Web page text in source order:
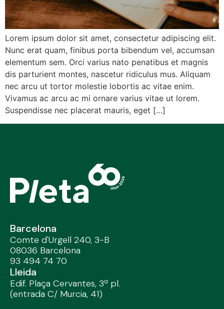
Lorem ipsum dolor sit amet, consectetur adipiscing elit.
Nunc erat quam, finibus porta bibendum vel, accumsan
elementum sem. Orci varius nato penatibus et magnis
dis parturient montes, nascetur ridiculus mus. Aliquam
nec arcu ut tortor molestie lobortis ac vitae enim.
Vivamus ac arcu ac mi ornare varius vitae ut lorem.
Suspendisse nec placerat mauris, eget […]
Barcelona
Comte d'Urgell 240, 3-B
08036 Barcelona
93 494 74 70
Lleida
Edif. Plaça Cervantes, 3ª pl.
(entrada C/ Murcia, 41)